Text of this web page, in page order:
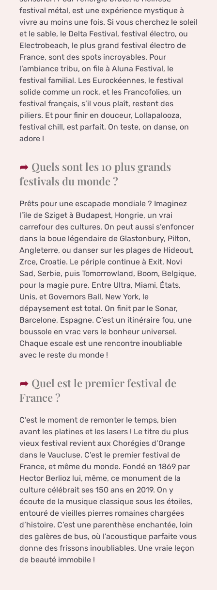
festival métal, est une expérience mystique à
vivre au moins une fois. Si vous cherchez le soleil
et le sable, le Delta Festival, festival électro, ou
Electrobeach, le plus grand festival électro de
France, sont des spots incroyables. Pour
l’ambiance tribu, on file à Aluna Festival, le
festival familial. Les Eurockéennes, le festival
solide comme un rock, et les Francofolies, un
festival français, s’il vous plaît, restent des
piliers. Et pour finir en douceur, Lollapalooza,
festival chill, est parfait. On teste, on danse, on
adore !
Quels sont les 10 plus grands
festivals du monde ?
Prêts pour une escapade mondiale ? Imaginez
l’île de Sziget à Budapest, Hongrie, un vrai
carrefour des cultures. On peut aussi s’enfoncer
dans la boue légendaire de Glastonbury, Pilton,
Angleterre, ou danser sur les plages de Hideout,
Zrce, Croatie. Le périple continue à Exit, Novi
Sad, Serbie, puis Tomorrowland, Boom, Belgique,
pour la magie pure. Entre Ultra, Miami, États,
Unis, et Governors Ball, New York, le
dépaysement est total. On finit par le Sonar,
Barcelone, Espagne. C’est un itinéraire fou, une
boussole en vrac vers le bonheur universel.
Chaque escale est une rencontre inoubliable
avec le reste du monde !
Quel est le premier festival de
France ?
C’est le moment de remonter le temps, bien
avant les platines et les lasers ! Le titre du plus
vieux festival revient aux Chorégies d’Orange
dans le Vaucluse. C’est le premier festival de
France, et même du monde. Fondé en 1869 par
Hector Berlioz lui, même, ce monument de la
culture célébrait ses 150 ans en 2019. On y
écoute de la musique classique sous les étoiles,
entouré de vieilles pierres romaines chargées
d’histoire. C’est une parenthèse enchantée, loin
des galères de bus, où l’acoustique parfaite vous
donne des frissons inoubliables. Une vraie leçon
de beauté immobile !